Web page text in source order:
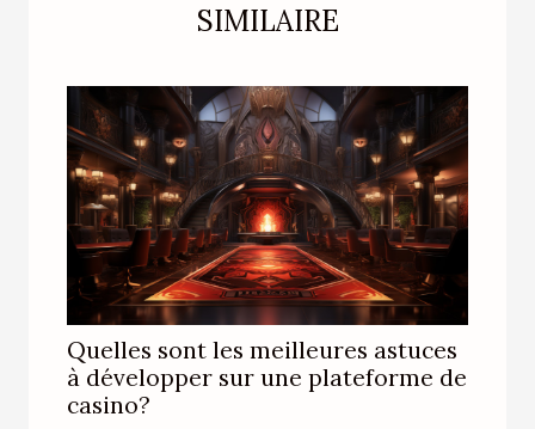
SIMILAIRE
Quelles sont les meilleures astuces
à développer sur une plateforme de
casino?